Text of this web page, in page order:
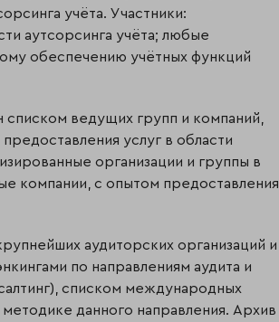
учёта. Участники:
аутсорсинга учёта; любые
обеспечению учётных функций
списком ведущих групп и компаний,
услуг в области
организации и группы в
компании, с опытом предоставления
аудиторских организаций и
по направлениям аудита и
списком международных
данного направления. Архив